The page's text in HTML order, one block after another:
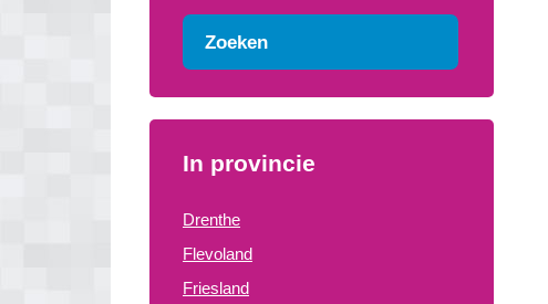
Zoeken
In provincie
Drenthe
Flevoland
Friesland